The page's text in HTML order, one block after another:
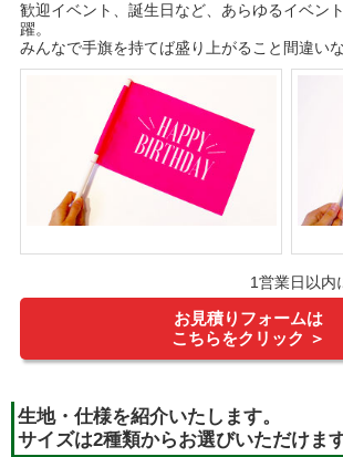
歓迎イベント、誕生日など、あらゆるイベン
躍。
みんなで手旗を持てば盛り上がること間違いな
1営業日以内
お見積りフォームは
こちらをクリック ＞
生地・仕様を紹介いたします。
サイズは2種類からお選びいただけま